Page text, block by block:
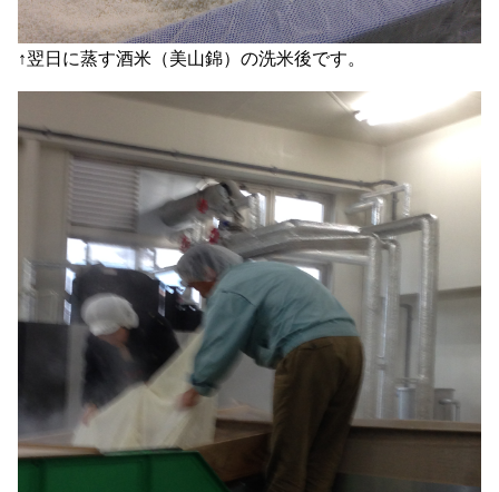
↑翌日に蒸す酒米（美山錦）の洗米後です。